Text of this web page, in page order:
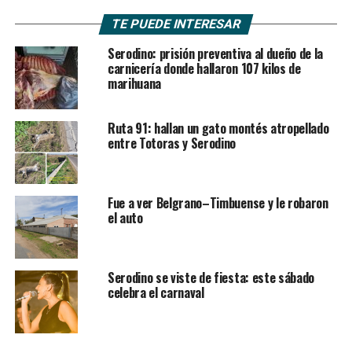
TE PUEDE INTERESAR
Serodino: prisión preventiva al dueño de la
carnicería donde hallaron 107 kilos de
marihuana
Ruta 91: hallan un gato montés atropellado
entre Totoras y Serodino
Fue a ver Belgrano–Timbuense y le robaron
el auto
Serodino se viste de fiesta: este sábado
celebra el carnaval